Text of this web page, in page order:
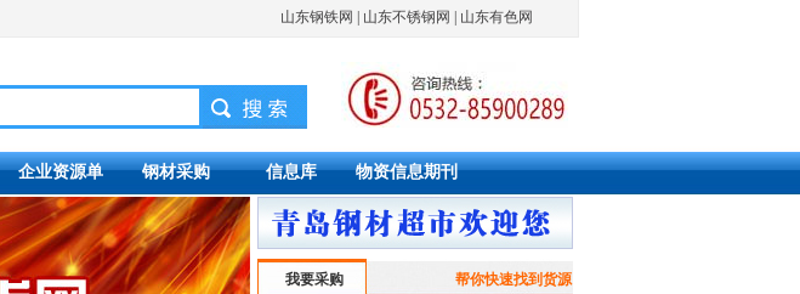
山东钢铁网 山东不锈钢网 山东有色网
企业资源单 钢材采购 信息库 物资信息期刊
我要采购 帮你快速找到货源